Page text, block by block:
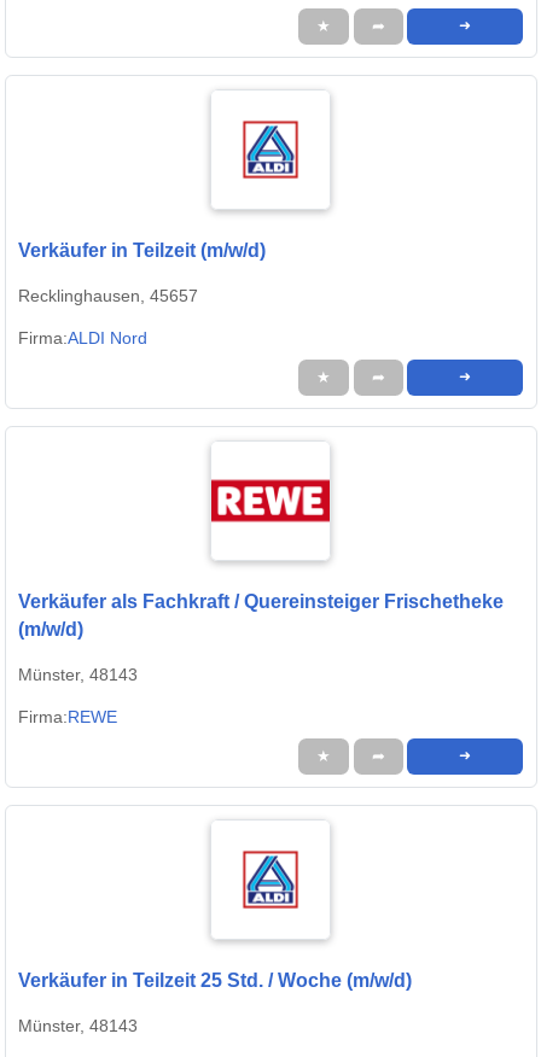
★ ➦ ➜
Verkäufer in Teilzeit (m/w/d)
Recklinghausen, 45657
Firma:ALDI Nord
★ ➦ ➜
Verkäufer als Fachkraft / Quereinsteiger Frischetheke
(m/w/d)
Münster, 48143
Firma:REWE
★ ➦ ➜
Verkäufer in Teilzeit 25 Std. / Woche (m/w/d)
Münster, 48143